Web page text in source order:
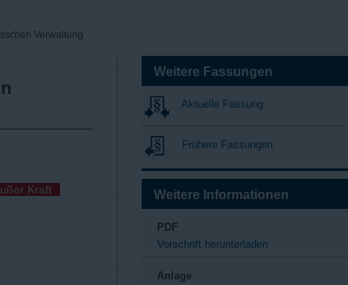
Verwaltung
Kraft
Weitere Fassungen
Aktuelle Fassung
Frühere Fassungen
Weitere Informationen
PDF
Vorschrift herunterladen
Anlage